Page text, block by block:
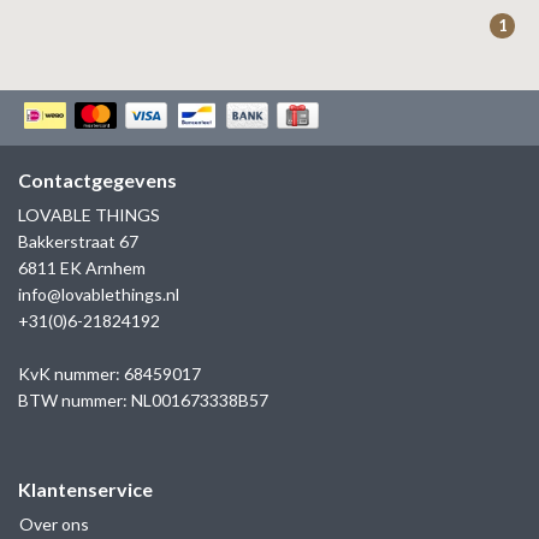
KAPTEN & SON
1
Contactgegevens
LOVABLE THINGS
Bakkerstraat 67
6811 EK Arnhem
info@lovablethings.nl
+31(0)6-21824192
KvK nummer: 68459017
BTW nummer: NL001673338B57
Klantenservice
Over ons